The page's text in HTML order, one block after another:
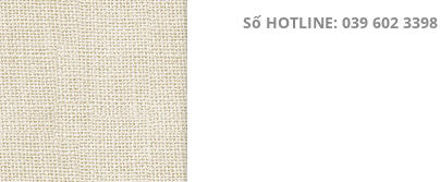
Số HOTLINE: 039 602 3398